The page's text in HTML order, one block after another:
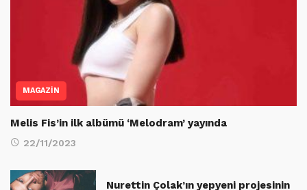
MAGAZİN
Melis Fis’in ilk albümü ‘Melodram’ yayında
22/11/2023
Nurettin Çolak’ın yepyeni projesinin